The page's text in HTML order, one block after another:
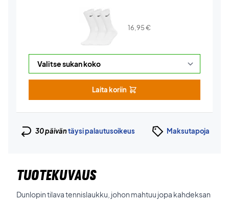
16,95€
Laita koriin
30 päiväntäysi palautusoikeus Maksutapoja
TUOTEKUVAUS
Dunlopin tilava tennislaukku, johon mahtuu jopa kahdeksan